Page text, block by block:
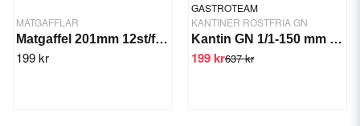
MATGAFFLAR
Matgaffel 201mm 12st/fp. Manhattan
199 kr
GASTROTEAM
KANTINER ROSTFRIA GN
Kantin GN 1/1-150 mm GTSWT
637 kr
199 kr